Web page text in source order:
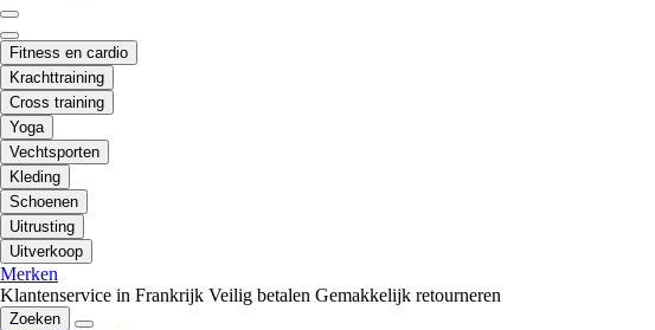
Fitness en cardio
Krachttraining
Cross training
Yoga
Vechtsporten
Kleding
Schoenen
Uitrusting
Uitverkoop
Merken
Klantenservice in Frankrijk Veilig betalen Gemakkelijk retourneren
Zoeken